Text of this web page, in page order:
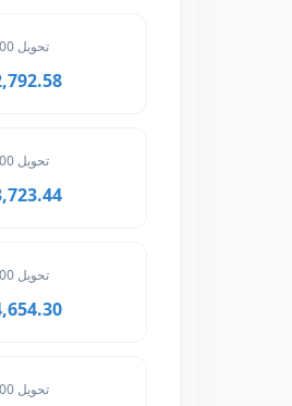
تحويل 300 USD
2,792.58 MAD
تحويل 400 USD
3,723.44 MAD
تحويل 500 USD
4,654.30 MAD
تحويل 600 USD